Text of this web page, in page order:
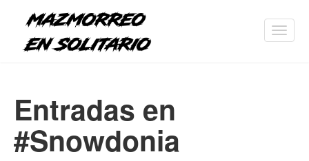
Entradas en
#Snowdonia